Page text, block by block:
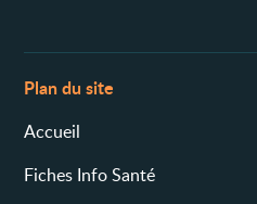
Plan du site
Accueil
Fiches Info Santé